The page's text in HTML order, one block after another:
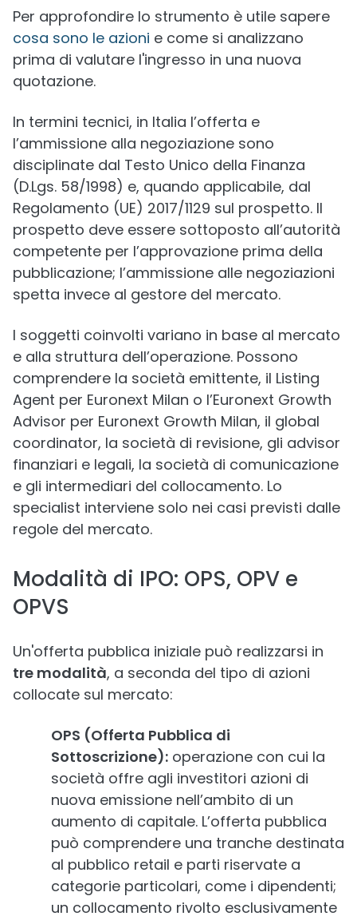
Per approfondire lo strumento è utile sapere
cosa sono le azioni e come si analizzano
prima di valutare l'ingresso in una nuova
quotazione.
In termini tecnici, in Italia l’offerta e
l’ammissione alla negoziazione sono
disciplinate dal Testo Unico della Finanza
(D.Lgs. 58/1998) e, quando applicabile, dal
Regolamento (UE) 2017/1129 sul prospetto. Il
prospetto deve essere sottoposto all’autorità
competente per l’approvazione prima della
pubblicazione; l’ammissione alle negoziazioni
spetta invece al gestore del mercato.
I soggetti coinvolti variano in base al mercato
e alla struttura dell’operazione. Possono
comprendere la società emittente, il Listing
Agent per Euronext Milan o l’Euronext Growth
Advisor per Euronext Growth Milan, il global
coordinator, la società di revisione, gli advisor
finanziari e legali, la società di comunicazione
e gli intermediari del collocamento. Lo
specialist interviene solo nei casi previsti dalle
regole del mercato.
Modalità di IPO: OPS, OPV e
OPVS
Un'offerta pubblica iniziale può realizzarsi in
tre modalità, a seconda del tipo di azioni
collocate sul mercato:
OPS (Offerta Pubblica di
Sottoscrizione): operazione con cui la
società offre agli investitori azioni di
nuova emissione nell’ambito di un
aumento di capitale. L’offerta pubblica
può comprendere una tranche destinata
al pubblico retail e parti riservate a
categorie particolari, come i dipendenti;
un collocamento rivolto esclusivamente